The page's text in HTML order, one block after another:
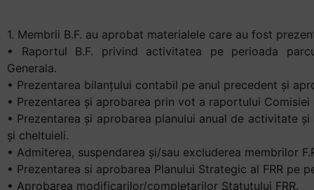
1. Membrii B.F. au aprobat materialele care au fost
• Raportul B.F. privind activitatea pe perioada
Generala.
• Prezentarea bilanţului contabil pe anul precedent şi
• Prezentarea şi aprobarea prin vot a raportului Comisiei
• Prezentarea şi aprobarea planului anual de activitate
şi cheltuieli.
• Admiterea, suspendarea şi/sau excluderea membrilor
• Prezentarea si aprobarea Planului Strategic al FRR pe
• Aprobarea modificarilor/completarilor Statutului FRR.